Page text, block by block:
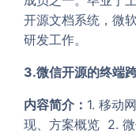
开源文档系统，微
研发工作。
3.微信开源的终端
内容简介： 1. 移动
现、方案概览 2. 微